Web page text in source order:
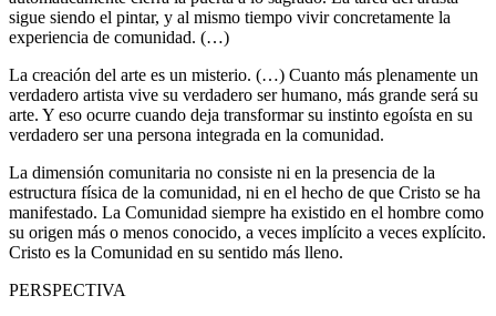
sigue siendo el pintar, y al mismo tiempo vivir concretamente la
experiencia de comunidad. (…)
La creación del arte es un misterio. (…) Cuanto más plenamente un
verdadero artista vive su verdadero ser humano, más grande será su
arte. Y eso ocurre cuando deja transformar su instinto egoísta en su
verdadero ser una persona integrada en la comunidad.
La dimensión comunitaria no consiste ni en la presencia de la
estructura física de la comunidad, ni en el hecho de que Cristo se ha
manifestado. La Comunidad siempre ha existido en el hombre como
su origen más o menos conocido, a veces implícito a veces explícito.
Cristo es la Comunidad en su sentido más lleno.
PERSPECTIVA